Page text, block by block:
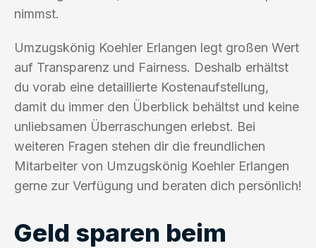
nimmst.
Umzugskönig Koehler Erlangen legt großen Wert
auf Transparenz und Fairness. Deshalb erhältst
du vorab eine detaillierte Kostenaufstellung,
damit du immer den Überblick behältst und keine
unliebsamen Überraschungen erlebst. Bei
weiteren Fragen stehen dir die freundlichen
Mitarbeiter von Umzugskönig Koehler Erlangen
gerne zur Verfügung und beraten dich persönlich!
Geld sparen beim